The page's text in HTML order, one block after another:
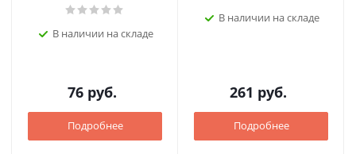
В наличии на складе
76 руб.
Подробнее
В наличии на складе
261 руб.
Подробнее